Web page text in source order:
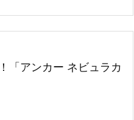
「アンカー ネビュラカ